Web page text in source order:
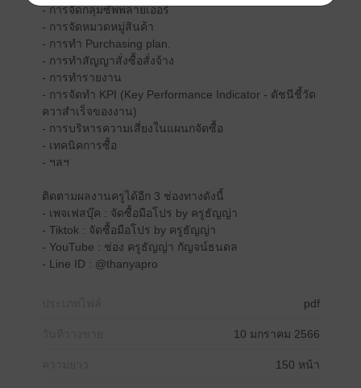
- การจัดกลุ่มซัพพลายเออร์
- การจัดหมวดหมู่สินค้า
- การทำ Purchasing plan.
- การทำสัญญาสั่งซื้อสั่งจ้าง
- การทำรายงาน
- การจัดทำ KPI (Key Performance Indicator - ดัชนีชี้วัด
ควาสำเร็จของงาน)
- การบริหารความเสี่ยงในแผนกจัดซื้อ
- เทคนิคการซื้อ
- ฯลฯ
ติดตามผลงานครูได้อีก 3 ช่องทางดังนี้
- เพจเฟสบุ๊ค : จัดซื้อมือโปร by ครูธัญญ่า
- Tiktok : จัดซื้อมือโปร by ครูธัญญ่า
- YouTube : ช่อง ครูธัญญ่า กัญจน์ธนดล
- Line ID : @thanyapro
pdf
10 มกราคม 2566
150 หน้า